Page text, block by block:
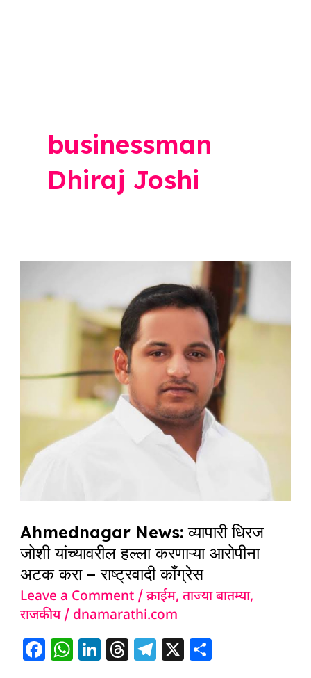
businessman
Dhiraj Joshi
Ahmednagar News: व्यापारी धिरज
जोशी यांच्यावरील हल्ला करणाऱ्या आरोपीना
अटक करा – राष्ट्रवादी काँग्रेस
Leave a Comment /क्राईम,ताज्या बातम्या,
राजकीय/ dnamarathi.com
F W Li T T X
News:
यांच्यावरील
करणाऱ्या
आरोपीना
अटक
करा
राष्ट्रवादी
काँग्रेस